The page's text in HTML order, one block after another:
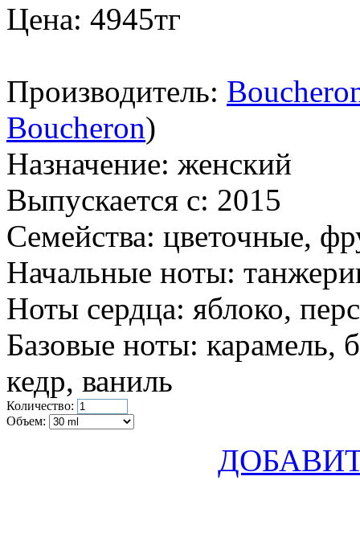
Цена: 4945тг
Производитель:
Boucheron)
Назначение: женский
Выпускается с: 2015
Семейства: цветочные,
Начальные ноты:
Ноты сердца: яблоко,
Базовые ноты: карамель,
кедр, ваниль
Количество:
Объем: